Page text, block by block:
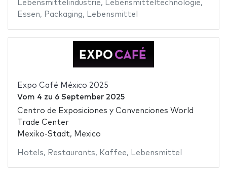
Lebensmittelindustrie, Lebensmitteltechnologie,
Essen, Packaging, Lebensmittel
Expo Café México 2025
Vom 4 zu 6 September 2025
Centro de Exposiciones y Convenciones World
Trade Center
Mexiko-Stadt, Mexico
Hotels, Restaurants, Kaffee, Lebensmittel